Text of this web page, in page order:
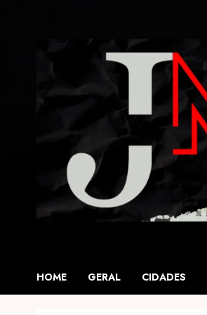
HOME GERAL CIDADES